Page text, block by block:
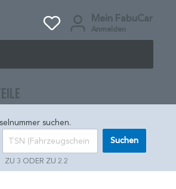
Mein FabuCar
Anmelden
suchen.
ZU 3 ODER ZU 2.2
Suchen